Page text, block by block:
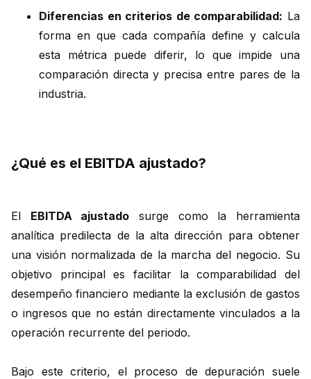
Diferencias en criterios de comparabilidad: La
forma en que cada compañía define y calcula
esta métrica puede diferir, lo que impide una
comparación directa y precisa entre pares de la
industria.
¿Qué es el EBITDA ajustado?
El EBITDA ajustado surge como la herramienta
analítica predilecta de la alta dirección para obtener
una visión normalizada de la marcha del negocio. Su
objetivo principal es facilitar la comparabilidad del
desempeño financiero mediante la exclusión de gastos
o ingresos que no están directamente vinculados a la
operación recurrente del periodo.
Bajo este criterio, el proceso de depuración suele